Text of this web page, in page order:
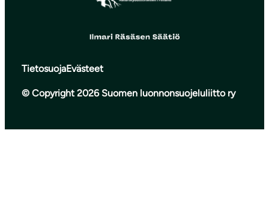
TietosuojaEvästeet
© Copyright 2026 Suomen luonnonsuojeluliitto ry